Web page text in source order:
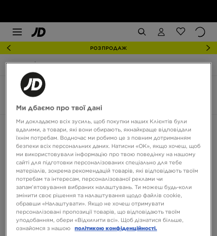
РОЗПРОДАЖ
JD Sports Nike Air Max Muse
Сортувати:Рекомендовані Фільтрувати
Ми дбаємо про твої дані
Ми докладаємо всіх зусиль, щоб покупки наших Клієнтів були
вдалими, а товари, які вони обирають, якнайкраще відповідали
їхнім потребам. Водночас ми робимо це з повним дотриманням
безпеки всіх персональних даних. Натисни «OK», якщо хочеш, щоб
ми використовували інформацію про твою поведінку на нашому
сайті для підготовки персоналізованих спеціально для тебе
матеріалів, зокрема рекомендацій товарів, які відповідають твоїм
потребам та інтересам, персоналізованої реклами чи
запам’ятовування вибраних налаштувань. Ти можеш будь-коли
змінити своє рішення та налаштування щодо файлів cookie,
обравши «Налаштувати». Якщо не хочеш отримувати
персоналізовані пропозиції товарів, що відповідають твоїм
уподобанням, обери «Відхилити всі». Щоб дізнатися більше,
ознайомся з нашою
політикою конфіденційності.